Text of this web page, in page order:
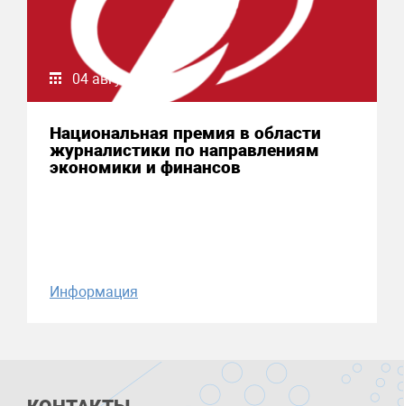
04 августа 2026
Национальная премия в области
журналистики по направлениям
экономики и финансов
Информация